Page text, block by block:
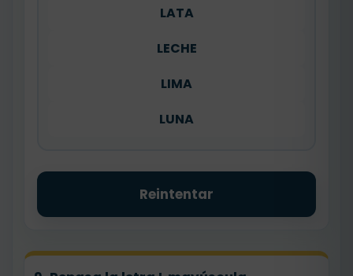
LATA
LECHE
LIMA
LUNA
Reintentar